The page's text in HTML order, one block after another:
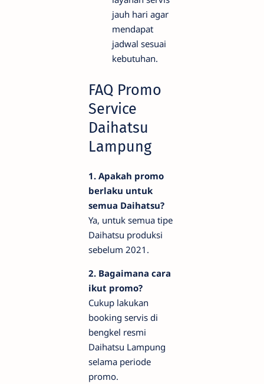
jauh hari agar
mendapat
jadwal sesuai
kebutuhan.
FAQ Promo
Service
Daihatsu
Lampung
1. Apakah promo
berlaku untuk
semua Daihatsu?
Ya, untuk semua tipe
Daihatsu produksi
sebelum 2021.
2. Bagaimana cara
ikut promo?
Cukup lakukan
booking servis di
bengkel resmi
Daihatsu Lampung
selama periode
promo.